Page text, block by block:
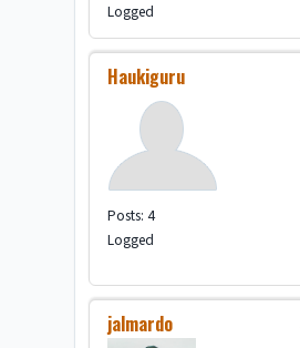
Logged
Haukiguru
Posts: 4
Logged
jalmardo